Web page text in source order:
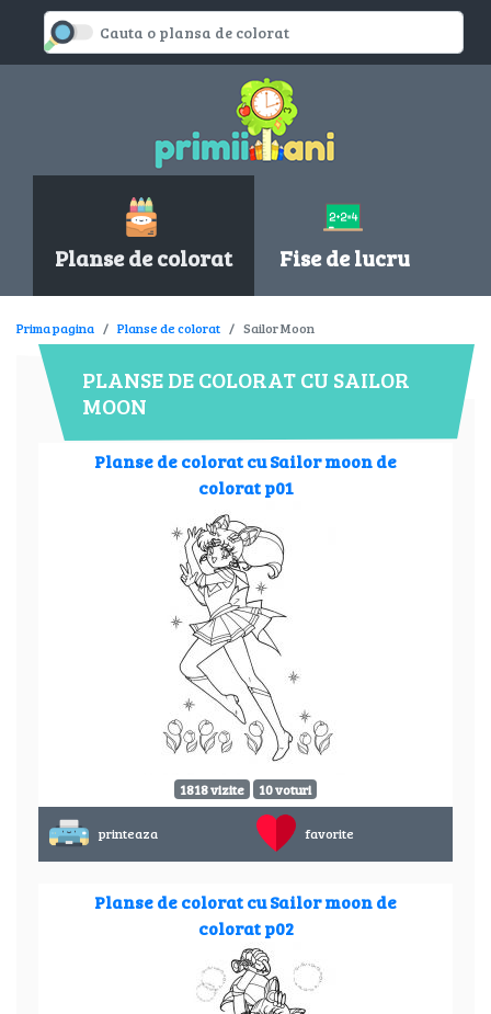
Planse de colorat Fise de lucru
Prima pagina Planse de colorat Sailor Moon
PLANSE DE COLORAT CU SAILOR
MOON
Planse de colorat cu Sailor moon de
colorat p01
1818 vizite 10 voturi
printeaza favorite
Planse de colorat cu Sailor moon de
colorat p02